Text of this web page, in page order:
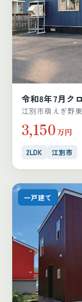
令和8年7月ク
江別市萌えぎ野
3,150万円
2LDK 江別市
一戸建て